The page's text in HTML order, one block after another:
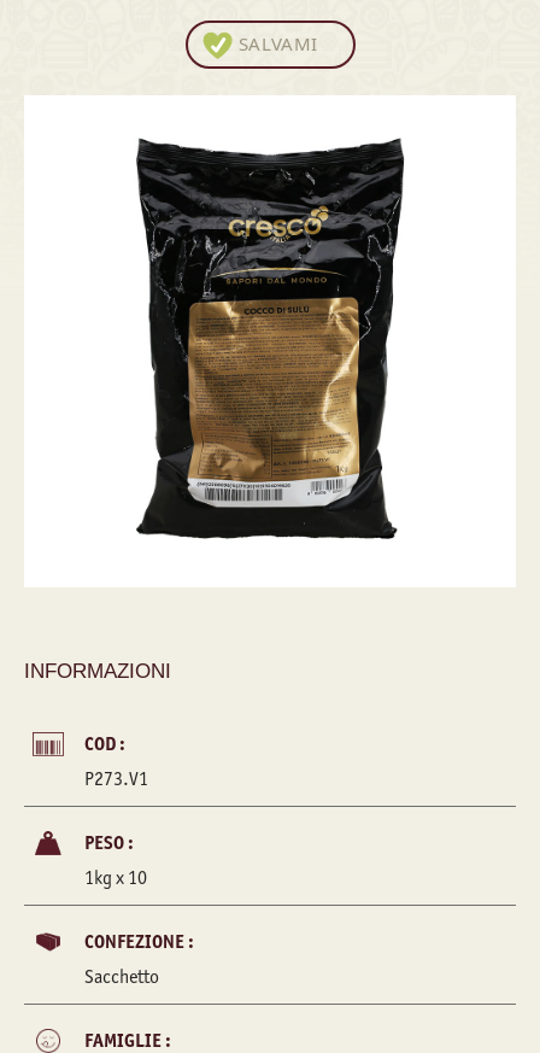
SALVAMI
INFORMAZIONI
COD :
P273.V1
PESO :
1kg x 10
CONFEZIONE :
Sacchetto
FAMIGLIE :